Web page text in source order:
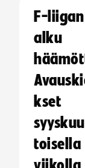
F-liigan
alku
kset
toisella